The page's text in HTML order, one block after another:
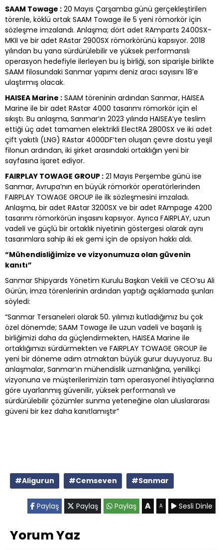
SAAM Towage : 20 Mayıs Çarşamba günü gerçekleştirilen
törenle, köklü ortak SAAM Towage ile 5 yeni römorkör için
sözleşme imzalandı. Anlaşma; dört adet RAmparts 2400SX-
MKII ve bir adet RAstar 2900SX römorkörünü kapsıyor. 2018
yılından bu yana sürdürülebilir ve yüksek performanslı
operasyon hedefiyle ilerleyen bu iş birliği, son siparişle birlikte
SAAM filosundaki Sanmar yapımı deniz aracı sayısını 18’e
ulaştırmış olacak.
HAISEA Marine : SAAM töreninin ardından Sanmar, HAISEA
Marine ile bir adet RAstar 4000 tasarımı römorkör için el
sıkıştı. Bu anlaşma, Sanmar’ın 2023 yılında HAISEA’ye teslim
ettiği üç adet tamamen elektrikli ElectRA 2800SX ve iki adet
çift yakıtlı (LNG) RAstar 4000DF’ten oluşan çevre dostu yeşil
filonun ardından, iki şirket arasındaki ortaklığın yeni bir
sayfasına işaret ediyor.
FAIRPLAY TOWAGE GROUP : 21 Mayıs Perşembe günü ise
Sanmar, Avrupa’nın en büyük römorkör operatörlerinden
FAIRPLAY TOWAGE GROUP ile ilk sözleşmesini imzaladı.
Anlaşma, bir adet RAstar 3200SX ve bir adet RAmpage 4200
tasarımı römorkörün inşasını kapsıyor. Ayrıca FAIRPLAY, uzun
vadeli ve güçlü bir ortaklık niyetinin göstergesi olarak aynı
tasarımlara sahip iki ek gemi için de opsiyon hakkı aldı.
“Mühendisliğimize ve vizyonumuza olan güvenin
kanıtı”
Sanmar Shipyards Yönetim Kurulu Başkan Vekili ve CEO’su Ali
Gürün, imza törenlerinin ardından yaptığı açıklamada şunları
söyledi:
“Sanmar Tersaneleri olarak 50. yılımızı kutladığımız bu çok
özel dönemde; SAAM Towage ile uzun vadeli ve başarılı iş
birliğimizi daha da güçlendirmekten, HAISEA Marine ile
ortaklığımızı sürdürmekten ve FAIRPLAY TOWAGE GROUP ile
yeni bir döneme adım atmaktan büyük gurur duyuyoruz. Bu
anlaşmalar, Sanmar’ın mühendislik uzmanlığına, yenilikçi
vizyonuna ve müşterilerimizin tam operasyonel ihtiyaçlarına
göre uyarlanmış güvenilir, yüksek performanslı ve
sürdürülebilir çözümler sunma yeteneğine olan uluslararası
güveni bir kez daha kanıtlamıştır”
#Aligurun #Cemseven #Sanmar
Paylaş Paylaş Paylaş A A Sesli Dinle
Yorum Yaz